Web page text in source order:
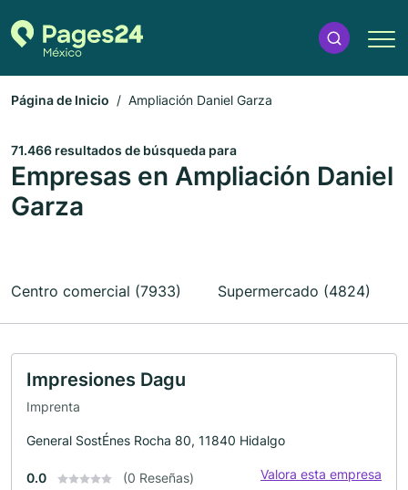
Página de Inicio Ampliación Daniel Garza
71.466 resultados de búsqueda para
Empresas en Ampliación Daniel
Garza
Centro comercial (7933) Supermercado (4824)
Impresiones Dagu
Imprenta
General SostÉnes Rocha 80, 11840 Hidalgo
0.0 (0 Reseñas) Valora esta empresa